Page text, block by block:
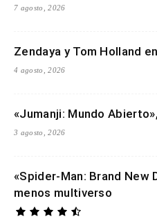
7 agosto, 2026
Zendaya y Tom Holland
4 agosto, 2026
«Jumanji: Mundo
3 agosto, 2026
«Spider-Man: Brand New
menos multiverso